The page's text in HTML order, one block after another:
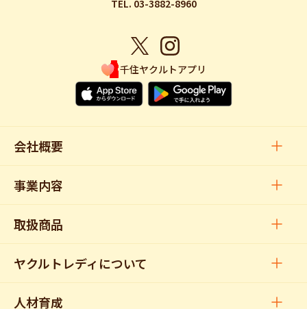
TEL. 03-3882-8960
千住ヤクルトアプリ
会社概要
事業内容
取扱商品
ヤクルトレディについて
人材育成